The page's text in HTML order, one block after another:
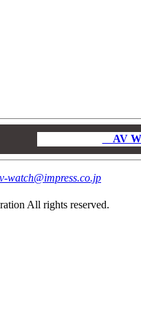
AV
watch@impress.co.jp
All rights reserved.